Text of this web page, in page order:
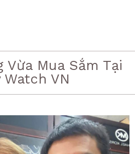
Vừa Mua Sắm Tại
Watch VN